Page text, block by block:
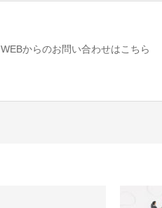
WEBからのお問い合わせはこちら